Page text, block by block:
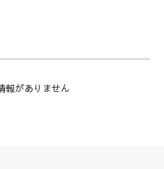
報がありません